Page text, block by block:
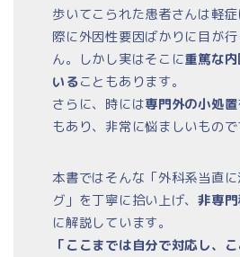
歩いてこられた患者さんは軽
際に外因性要因ばかりに目が
ん。しかし実はそこに重篤な
いることもあります。
さらに、時には専門外の小処置
もあり、非常に悩ましいもので
本書ではそんな「外科系当直
グ」を丁寧に拾い上げ、非専
に解説しています。
「ここまでは自分で対応し、